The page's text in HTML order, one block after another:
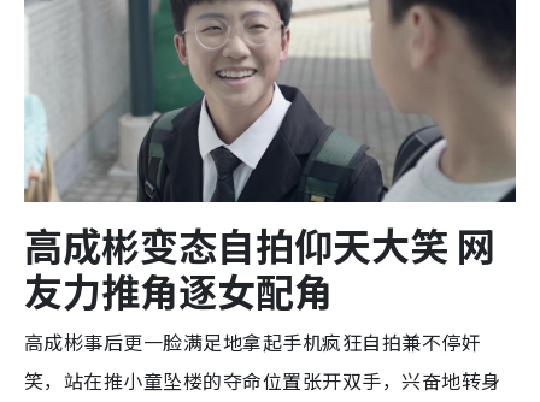
高成彬变态自拍仰天大笑 网
友力推角逐女配角
高成彬事后更一脸满足地拿起手机疯狂自拍兼不停奸
笑，站在推小童坠楼的夺命位置张开双手，兴奋地转身